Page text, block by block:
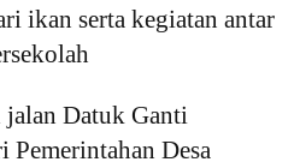
ikan serta kegiatan antar
jalan Datuk Ganti
Pemerintahan Desa